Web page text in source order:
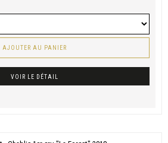
AJOUTER AU PANIER
VOIR LE DÉTAIL